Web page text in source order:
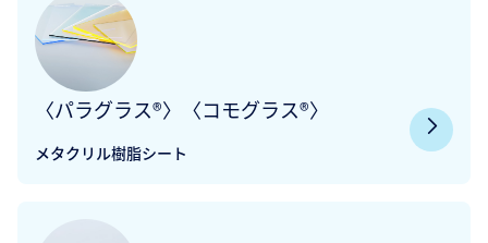
〈パラグラス®〉〈コモグラス®〉
メタクリル樹脂シート